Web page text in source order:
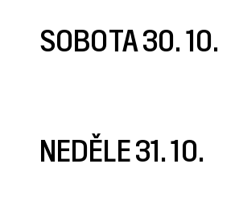
SOBOTA 30. 10.
NEDĚLE 31. 10.